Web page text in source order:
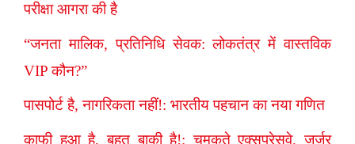
परीक्षा आगरा की है
“जनता मालिक, प्रतिनिधि सेवक: लोकतंत्र में वास्तविक
VIP कौन?”
पासपोर्ट है, नागरिकता नहीं!: भारतीय पहचान का नया गणित
काफी हुआ है, बहुत बाकी है!: चमकते एक्सप्रेसवे, जर्जर